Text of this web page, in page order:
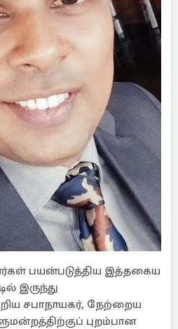
பயன்படுத்திய இத்தகைய
இருந்து
சபாநாயகர், நேற்றைய
புறம்பான